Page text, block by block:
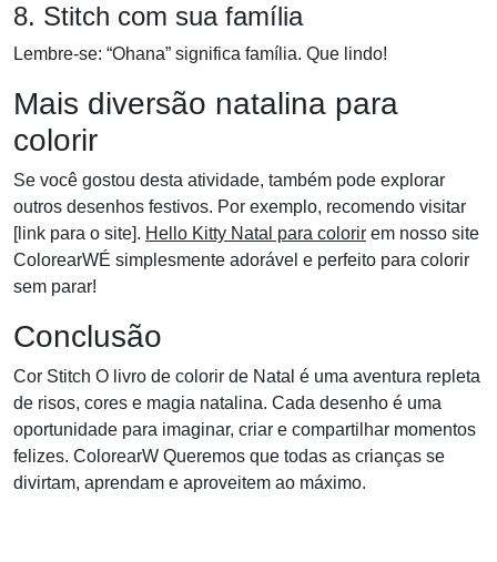
8. Stitch com sua família
Lembre-se: “Ohana” significa família. Que lindo!
Mais diversão natalina para
colorir
Se você gostou desta atividade, também pode explorar
outros desenhos festivos. Por exemplo, recomendo visitar
[link para o site]. Hello Kitty Natal para colorir em nosso site
ColorearWÉ simplesmente adorável e perfeito para colorir
sem parar!
Conclusão
Cor Stitch O livro de colorir de Natal é uma aventura repleta
de risos, cores e magia natalina. Cada desenho é uma
oportunidade para imaginar, criar e compartilhar momentos
felizes. ColorearW Queremos que todas as crianças se
divirtam, aprendam e aproveitem ao máximo.